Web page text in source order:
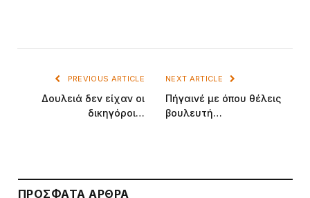
PREVIOUS ARTICLE
Δουλειά δεν είχαν οι
δικηγόροι…
NEXT ARTICLE
Πήγαινέ με όπου θέλεις
βουλευτή…
ΠΡΌΣΦΑΤΑ ΆΡΘΡΑ